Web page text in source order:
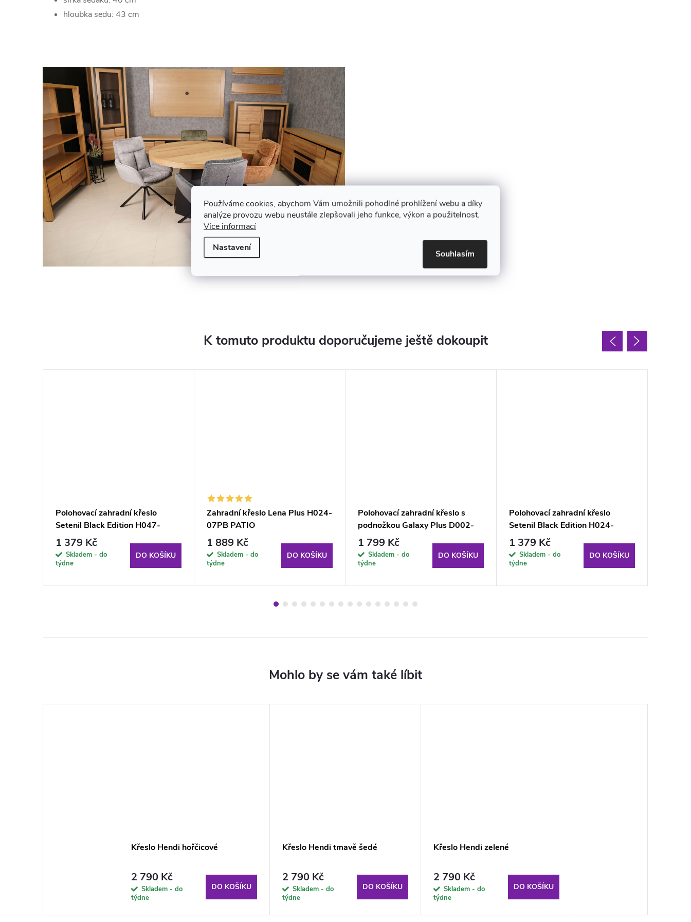
Používáme cookies, abychom Vám umožnili pohodlné prohlížení webu a díky
analýze provozu webu neustále zlepšovali jeho funkce, výkon a použitelnost.
Více informací
Nastavení
Souhlasím
hloubka sedu: 43 cm
K tomuto produktu doporučujeme ještě dokoupit
Polohovací zahradní křeslo
Setenil Black Edition H047-
04PB PATIO
1 379 Kč
Skladem - do
týdne
DO KOŠÍKU
Zahradní křeslo Lena Plus H024-
07PB PATIO
1 889 Kč
Skladem - do
týdne
DO KOŠÍKU
Polohovací zahradní křeslo s
podnožkou Galaxy Plus D002-
06PB PATIO
1 799 Kč
Skladem - do
týdne
DO KOŠÍKU
Polohovací zahradní křeslo
Setenil Black Edition H024-
07PB PATIO
1 379 Kč
Skladem - do
týdne
DO KOŠÍKU
Křeslo Hendi hořčicové
2 790 Kč
Skladem - do
týdne
DO KOŠÍKU
Křeslo Hendi tmavě šedé
2 790 Kč
Skladem - do
týdne
DO KOŠÍKU
Křeslo Hendi zelené
2 790 Kč
Skladem - do
týdne
DO KOŠÍKU